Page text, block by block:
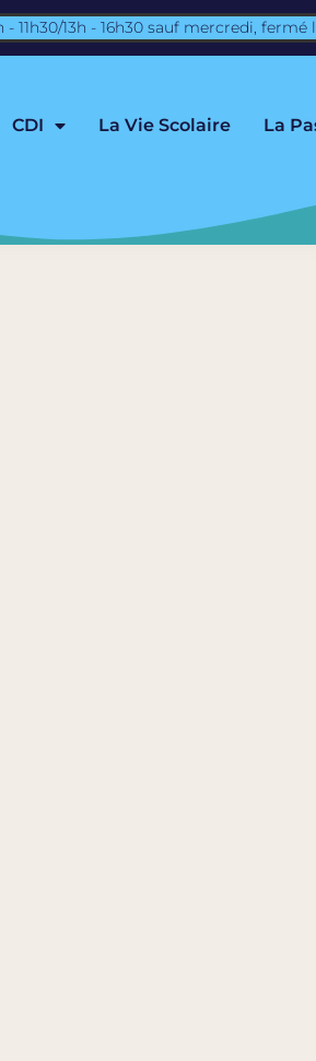
11h30/13h - 16h30 sauf mercredi,
CDI La Vie Scolaire La